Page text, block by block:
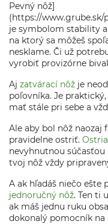
Pevný nôž]
(https://www.grube.sk/
je symbolom stability
na ktorý sa môžeš
nesklame. Či už
vyrobiť provizórne
Aj zatvárací nôž je
poľovníka. Je
mať stále pri sebe a
Ale aby bol nôž naozaj
pravidelne ostriť.
nevyhnutnou súčasťou
tvoj nôž vždy
A ak hľadáš niečo ešte
jednoručný nôž. Ten ti
ak máš jednu ruku
dokonalý pomocník na